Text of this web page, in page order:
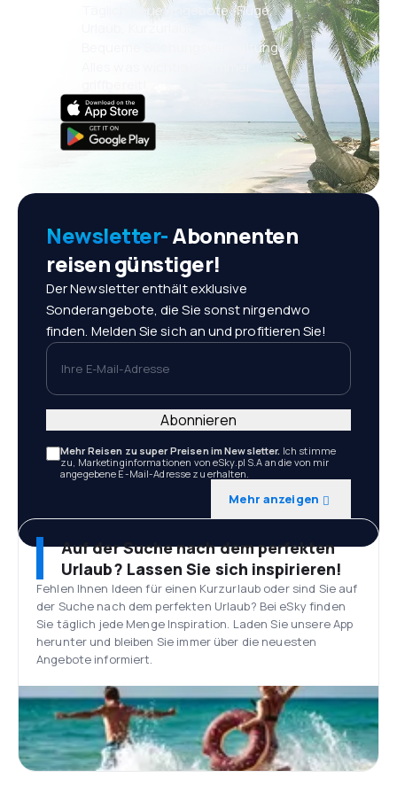
Täglich neue Angebote: Flüge,
Bequeme Buchungsverwaltung
Newsletter-Abonnenten
reisen günstiger!
Der Newsletter enthält exklusive
Sonderangebote, die Sie sonst nirgendwo
finden. Melden Sie sich an und profitieren Sie!
Ihre E-Mail-Adresse
Mehr Reisen zu super Preisen im Newsletter. Ich stimme
zu, Marketinginformationen von eSky.pl S.A an die von mir
angegebene E-Mail-Adresse zu erhalten.
Mehr anzeigen
Abonnieren
Auf der Suche nach dem perfekten
Urlaub? Lassen Sie sich inspirieren!
Fehlen Ihnen Ideen für einen Kurzurlaub oder sind Sie auf
der Suche nach dem perfekten Urlaub? Bei eSky finden
Sie täglich jede Menge Inspiration. Laden Sie unsere App
herunter und bleiben Sie immer über die neuesten
Angebote informiert.